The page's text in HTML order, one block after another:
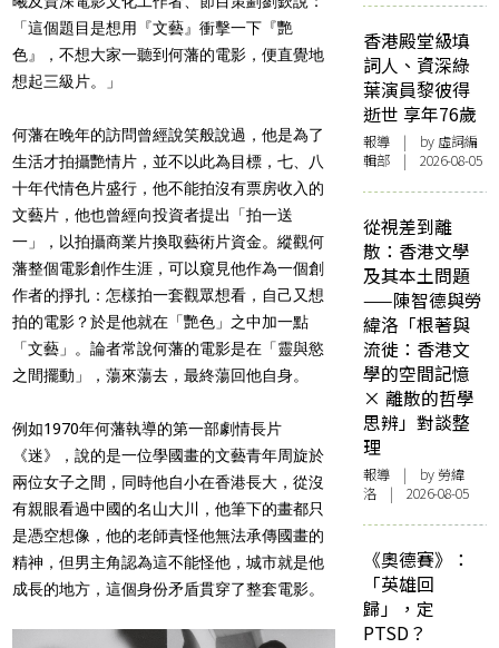
「這個題目是想用『文藝』衝擊一下『艷
色』，不想大家一聽到何藩的電影，便直覺地
想起三級片。」
何藩在晚年的訪問曾經說笑般說過，他是為了
生活才拍攝艷情片，並不以此為目標，七、八
十年代情色片盛行，他不能拍沒有票房收入的
文藝片，他也曾經向投資者提出「拍一送
一」，以拍攝商業片換取藝術片資金。縱觀何
藩整個電影創作生涯，可以窺見他作為一個創
作者的掙扎：怎樣拍一套觀眾想看，自己又想
拍的電影？於是他就在「艷色」之中加一點
「文藝」。論者常說何藩的電影是在「靈與慾
之間擺動」，蕩來蕩去，最終蕩回他自身。
例如1970年何藩執導的第一部劇情長片
《迷》，說的是一位學國畫的文藝青年周旋於
兩位女子之間，同時他自小在香港長大，從沒
有親眼看過中國的名山大川，他筆下的畫都只
是憑空想像，他的老師責怪他無法承傳國畫的
精神，但男主角認為這不能怪他，城市就是他
成長的地方，這個身份矛盾貫穿了整套電影。
香港殿堂級填
詞人、資深綠
葉演員黎彼得
逝世 享年76歲
報導 | by 虛詞編
輯部 | 2026-08-05
從視差到離
散：香港文學
及其本土問題
——陳智德與勞
緯洛「根著與
流徙：香港文
學的空間記憶
× 離散的哲學
思辨」對談整
理
報導 | by 勞緯
洛 | 2026-08-05
《奧德賽》：
「英雄回
歸」，定
PTSD？